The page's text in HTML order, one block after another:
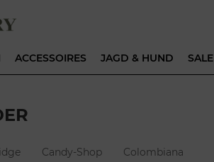
ACCESSOIRES JAGD & HUND SALE
Candy-Shop
Colombiana